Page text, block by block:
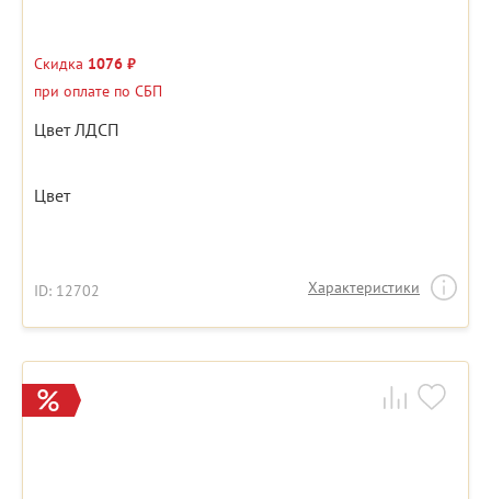
Скидка 1076 ₽
при оплате по СБП
Цвет ЛДСП
Цвет
ID: 12702 Характеристики